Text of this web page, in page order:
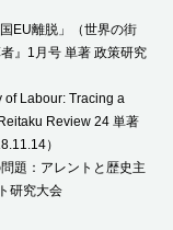
EU離脱」（世界の街
』1月号 単著 政策研究
of Labour: Tracing a
Review 24 単著
）
題：アレントと歴史主
研究大会